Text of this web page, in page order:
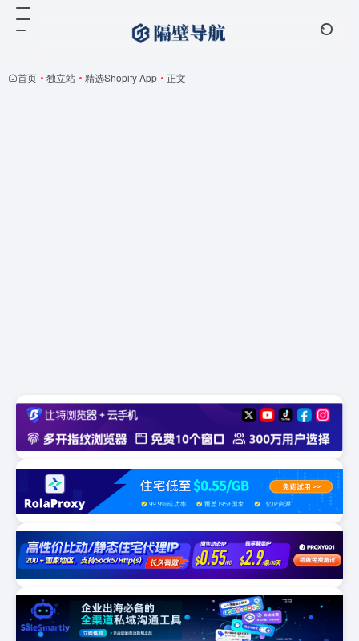
首页 • 独立站 • 精选Shopify App • 正文